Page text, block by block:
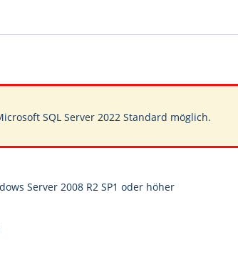
SQL Server 2022 Standard möglich.
Server 2008 R2 SP1 oder höher